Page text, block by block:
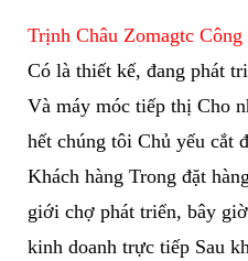
Trịnh Châu Zomagtc
Có là thiết kế, đang phát
Và máy móc tiếp thị Cho
hết chúng tôi Chủ yếu cắt
Khách hàng Trong đặt
giới chợ phát triển, bây
kinh doanh trực tiếp Sau